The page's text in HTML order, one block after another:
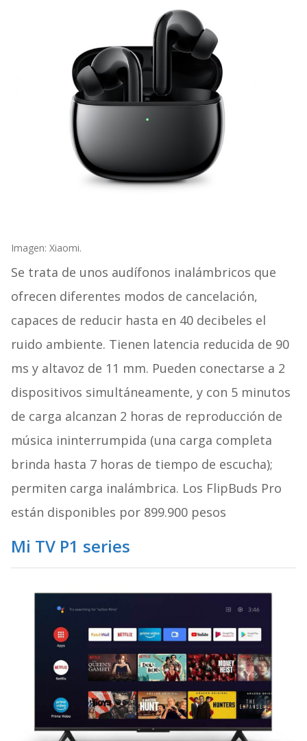
Imagen: Xiaomi.
Se trata de unos audífonos inalámbricos que
ofrecen diferentes modos de cancelación,
capaces de reducir hasta en 40 decibeles el
ruido ambiente. Tienen latencia reducida de 90
ms y altavoz de 11 mm. Pueden conectarse a 2
dispositivos simultáneamente, y con 5 minutos
de carga alcanzan 2 horas de reproducción de
música ininterrumpida (una carga completa
brinda hasta 7 horas de tiempo de escucha);
permiten carga inalámbrica. Los FlipBuds Pro
están disponibles por 899.900 pesos
Mi TV P1 series